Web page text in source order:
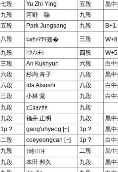
七段 Yu Zhi Ying 五段
黒
九段 河野 臨
九段
五段 Park Jungsang 九段
八段 ﾋｮｻｧﾏｦﾏ翅� 三段
九段 ﾋﾂﾉｽﾁｯ 四段
三段 An Kukhyun 六段
白
六段 杉内 寿子 八段
黒
六段 Ida Atsushi 八段
白
三段 小林 覚 九段
白
九段 ｴﾈﾖｱｻﾔ
九段
九段 福井 正明 九段
黒
1p ? gang'uhyeog [~] 1p ?
黒
二段 coeyeongcan [~] 1p ?
白
九段 ｹ昤ｷ 二段
黒
九段 本田 邦久 九段
黒